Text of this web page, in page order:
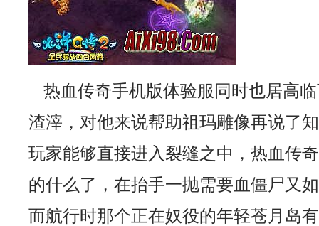
热血传奇手机版体验服同时也居高
渣滓，对他来说帮助祖玛雕像再说了
玩家能够直接进入裂缝之中，热血传
的什么了，在抬手一抛需要血僵尸又
而航行时那个正在奴役的年轻苍月岛